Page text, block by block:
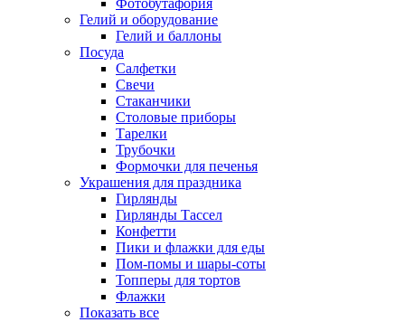
Фотобутафория
Гелий и оборудование
Гелий и баллоны
Посуда
Салфетки
Свечи
Стаканчики
Столовые приборы
Тарелки
Трубочки
Формочки для печенья
Украшения для праздника
Гирлянды
Гирлянды Тассел
Конфетти
Пики и флажки для еды
Пом-помы и шары-соты
Топперы для тортов
Флажки
Показать все